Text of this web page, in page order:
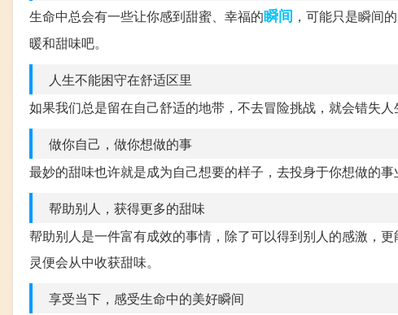
生命中总会有一些让你感到甜蜜、幸福的瞬间 ，可能只是瞬间
暖和甜味吧。
人生不能困守在舒适区里
如果我们总是留在自己舒适的地带，不去冒险挑战，就会错失
做你自己，做你想做的事
最妙的甜味也许就是成为自己想要的样子，去投身于你想做的
帮助别人，获得更多的甜味
帮助别人是一件富有成效的事情，除了可以得到别人的感激，
灵便会从中收获甜味。
享受当下，感受生命中的美好瞬间